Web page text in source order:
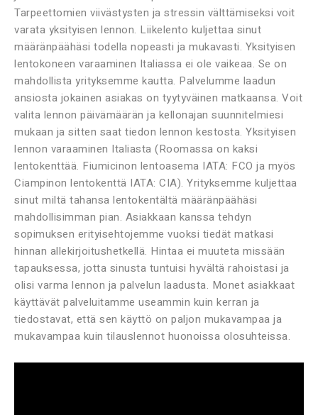
Tarpeettomien viivästysten ja stressin välttämiseksi voit
varata yksityisen lennon. Liikelento kuljettaa sinut
määränpäähäsi todella nopeasti ja mukavasti. Yksityisen
lentokoneen varaaminen Italiassa ei ole vaikeaa. Se on
mahdollista yrityksemme kautta. Palvelumme laadun
ansiosta jokainen asiakas on tyytyväinen matkaansa. Voit
valita lennon päivämäärän ja kellonajan suunnitelmiesi
mukaan ja sitten saat tiedon lennon kestosta. Yksityisen
lennon varaaminen Italiasta (Roomassa on kaksi
lentokenttää. Fiumicinon lentoasema IATA: FCO ja myös
Ciampinon lentokenttä IATA: CIA). Yrityksemme kuljettaa
sinut miltä tahansa lentokentältä määränpäähäsi
mahdollisimman pian. Asiakkaan kanssa tehdyn
sopimuksen erityisehtojemme vuoksi tiedät matkasi
hinnan allekirjoitushetkellä. Hintaa ei muuteta missään
tapauksessa, jotta sinusta tuntuisi hyvältä rahoistasi ja
olisi varma lennon ja palvelun laadusta. Monet asiakkaat
käyttävät palveluitamme useammin kuin kerran ja
tiedostavat, että sen käyttö on paljon mukavampaa ja
mukavampaa kuin tilauslennot huonoissa olosuhteissa.